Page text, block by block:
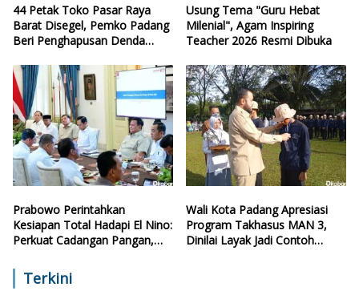
44 Petak Toko Pasar Raya
Barat Disegel, Pemko Padang
Beri Penghapusan Denda
Usung Tema "Guru Hebat
Milenial", Agam Inspiring
Teacher 2026 Resmi Dibuka
Prabowo Perintahkan
Kesiapan Total Hadapi El Nino:
Perkuat Cadangan Pangan,
Wali Kota Padang Apresiasi
Program Takhasus MAN 3,
Dinilai Layak Jadi Contoh
Terkini